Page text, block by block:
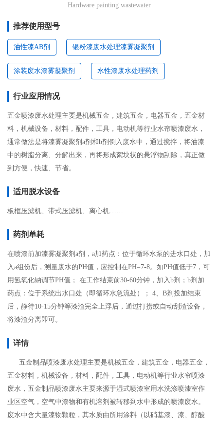
Hardware painting wastewater
推荐使用型号
油性漆AB剂 银粉漆废水处理漆雾凝聚剂
涂装废水漆雾凝聚剂 水性漆废水处理药剂
行业应用情况
五金喷漆废水处理主要是机械五金，建筑五金，电器五金，五金材
料，机械设备，材料，配件，工具，电动机等行业水帘喷漆废水，
通常做法是将漆雾凝聚剂a剂和b剂倒入废水中，通过搅拌，将油漆
中的树脂分离、分解出来，再将形成絮块状的悬浮物刮除，真正做
到方便，快速、节省。
适用脱水设备
板框压滤机、带式压滤机、离心机……
药剂单耗
在喷漆前加漆雾凝聚剂a剂，a加药点：位于循环水泵的进水口处，加
入a组份后，测量废水的PH值，应控制在PH=7-8。如PH值低于7，可
用氢氧化钠调节PH值； 在工作结束前30-60分钟，加入b剂；b剂加
药点：位于系统出水口处（即循环水急流处）； 4、B剂投加结束
后，静待10-15分钟等漆渣完全上浮后，通过打捞或自动刮渣设备，
将漆渣分离即可。
详情
五金制品喷漆废水处理主要是机械五金，建筑五金，电器五金，
五金材料，机械设备，材料，配件，工具，电动机等行业水帘喷漆
废水，五金制品喷漆废水主要来源于湿式喷漆室用水洗涤喷漆室作
业区空气，空气中漆物和有机溶剂被转移到水中形成的喷漆废水。
废水中含大量漆物颗粒，其水质由所用涂料（以硝基漆、漆、醇酸